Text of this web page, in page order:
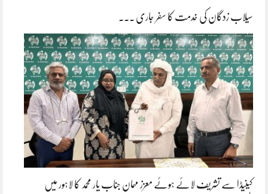
سیلاب زدگان کی خدمت کا سفر جاری ۔۔۔
کینیڈا سے تشریف لائے ہوئے معزز مہمان جناب یار محمد کا لاہور میں